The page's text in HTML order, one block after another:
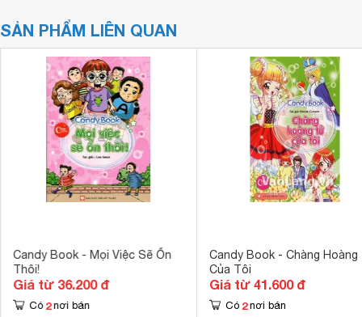
SẢN PHẨM LIÊN QUAN
Candy Book - Mọi Việc Sẽ Ổn
Thôi!
Giá từ 36.200 đ
Có 2 nơi bán
Candy Book - Chàng Hoàng
Của Tôi
Giá từ 41.600 đ
Có 2 nơi bán